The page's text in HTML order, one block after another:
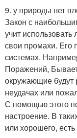
9. у природы нет
Закон с
учит
свои промахи. Его
системах.
Поражений,
окружающие
неудачах или
С помощью этого
настроение. В
или хорошего,